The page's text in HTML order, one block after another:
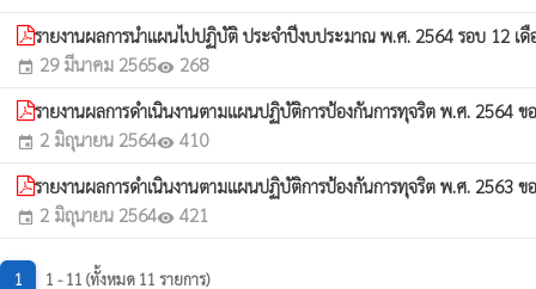
รายงานผลการนำแผนไปปฏิบัติ ประจำปีงบประมาณ พ.ศ. 2564 รอบ 12 เ
event 29 มีนาคม 2565visibility 268
รายงานผลการดำเนินงานตามแผนปฏิบัติการป้องกันการทุจริต พ.ศ. 2564
event 2 มิถุนายน 2564visibility 410
รายงานผลการดำเนินงานตามแผนปฏิบัติการป้องกันการทุจริต พ.ศ. 2563
event 2 มิถุนายน 2564visibility 421
1 1 - 11 (ทั้งหมด 11 รายการ)